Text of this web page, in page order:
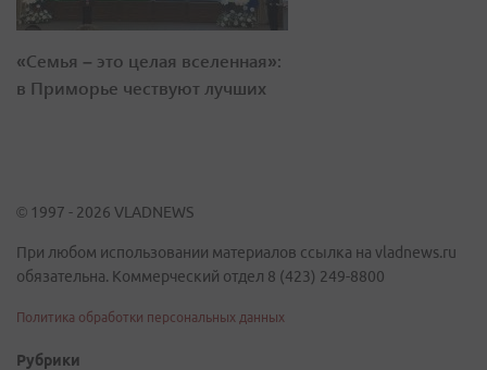
«Семья – это целая вселенная»:
в Приморье чествуют лучших
© 1997 - 2026 VLADNEWS
При любом использовании материалов ссылка на vladnews.ru
обязательна. Коммерческий отдел 8 (423) 249-8800
Политика обработки персональных данных
Рубрики